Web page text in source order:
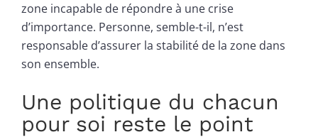
zone incapable de répondre à une crise
d’importance. Personne, semble-t-il, n’est
responsable d’assurer la stabilité de la zone dans
son ensemble.
Une politique du chacun
pour soi reste le point